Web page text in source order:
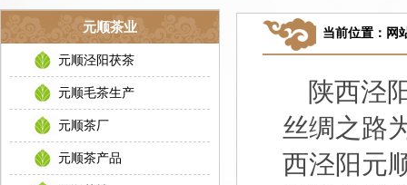
元顺茶业
元顺泾阳茯茶
元顺毛茶生产
元顺茶厂
元顺茶产品
当前位置： 网
陕西泾
丝绸之路
西泾阳元